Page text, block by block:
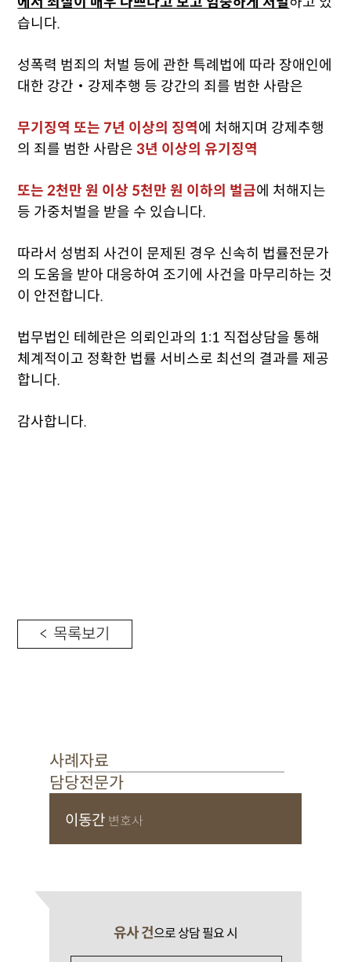
습니다.
성폭력 범죄의 처벌 등에 관한 특례법에 따라 장애인에
대한 강간‧강제추행 등 강간의 죄를 범한 사람은
무기징역 또는 7년 이상의 징역에 처해지며 강제추행
의 죄를 범한 사람은3년 이상의 유기징역
또는 2천만 원 이상 5천만 원 이하의 벌금에 처해지는
등 가중처벌을 받을 수 있습니다.
따라서 성범죄 사건이 문제된 경우 신속히 법률전문가
의 도움을 받아 대응하여 조기에 사건을 마무리하는 것
이 안전합니다.
법무법인 테헤란은 의뢰인과의 1:1 직접상담을 통해
체계적이고 정확한 법률 서비스로 최선의 결과를 제공
합니다.
감사합니다.
< 목록보기
사례자료
담당전문가
이동간 변호사
유사 건으로 상담 필요 시